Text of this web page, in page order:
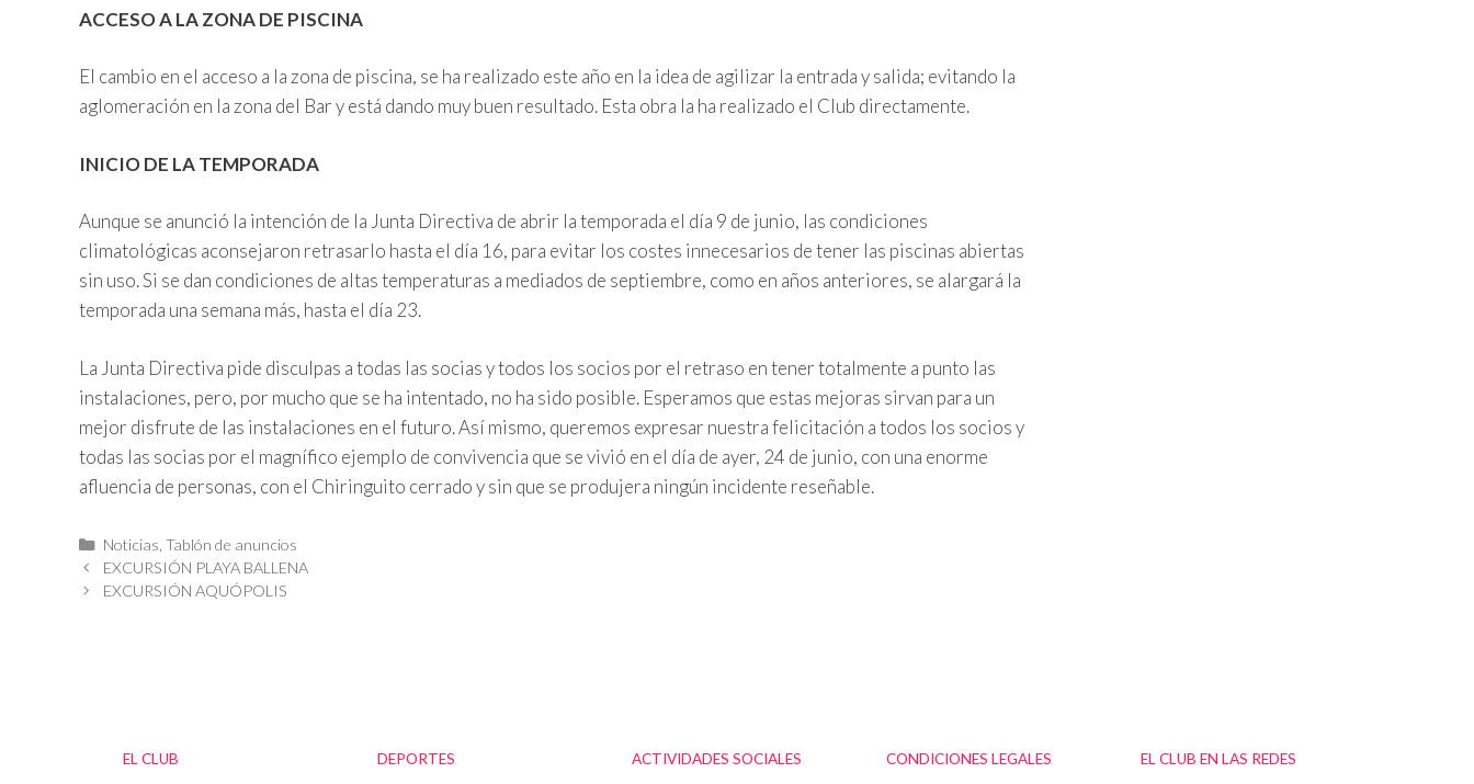
ACCESO A LA ZONA DE PISCINA
El cambio en el acceso a la zona de piscina, se ha realizado este año en la idea de agilizar la entrada y salida; evitando la
aglomeración en la zona del Bar y está dando muy buen resultado. Esta obra la ha realizado el Club directamente.
INICIO DE LA TEMPORADA
Aunque se anunció la intención de la Junta Directiva de abrir la temporada el día 9 de junio, las condiciones
climatológicas aconsejaron retrasarlo hasta el día 16, para evitar los costes innecesarios de tener las piscinas abiertas
sin uso. Si se dan condiciones de altas temperaturas a mediados de septiembre, como en años anteriores, se alargará la
temporada una semana más, hasta el día 23.
La Junta Directiva pide disculpas a todas las socias y todos los socios por el retraso en tener totalmente a punto las
instalaciones, pero, por mucho que se ha intentado, no ha sido posible. Esperamos que estas mejoras sirvan para un
mejor disfrute de las instalaciones en el futuro. Así mismo, queremos expresar nuestra felicitación a todos los socios y
todas las socias por el magnífico ejemplo de convivencia que se vivió en el día de ayer, 24 de junio, con una enorme
afluencia de personas, con el Chiringuito cerrado y sin que se produjera ningún incidente reseñable.
Categorías
Noticias Tablón de anuncios
EXCURSIÓN PLAYA BALLENA
EXCURSIÓN AQUÓPOLIS
EL CLUB DEPORTES ACTIVIDADES SOCIALES CONDICIONES LEGALES EL CLUB EN LAS REDES